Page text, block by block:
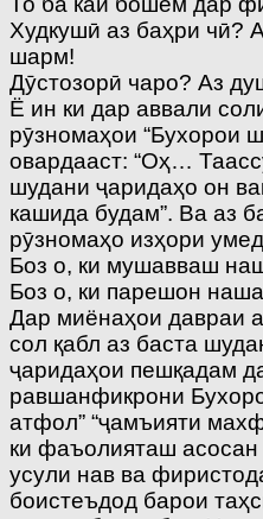
Худкушӣ аз баҳри чӣ?
шарм!
Дӯстозорӣ чаро? Аз
Ё ин ки дар аввали
рӯзномаҳои “Бухорои
овардааст: “Оҳ…
шудани ҷаридаҳо он
кашида будам”. Ва аз
рӯзномаҳо изҳори
Боз о, ки мушавваш
Боз о, ки парешон
Дар миёнаҳои давраи
сол қабл аз баста
ҷаридаҳои пешқадам
равшанфикрони
атфол” “ҷамъияти
ки фаъолияташ асосан
усули нав ва
боистеъдод барои